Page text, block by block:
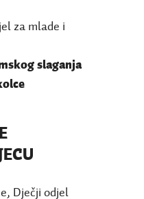
za mlade i
slaganja
Dječji odjel